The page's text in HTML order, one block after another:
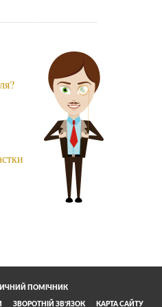
ПОМІЧНИК
ЗВОРОТНІЙ ЗВ’ЯЗОК КАРТА САЙТУ